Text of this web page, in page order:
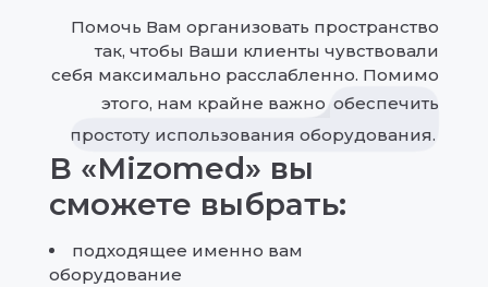
Помочь Вам организовать пространство
так, чтобы Ваши клиенты чувствовали
себя максимально расслабленно. Помимо
этого, нам крайне важно обеспечить
простоту использования оборудования.
В «Mizomed» вы
сможете выбрать:
подходящее именно вам
оборудование